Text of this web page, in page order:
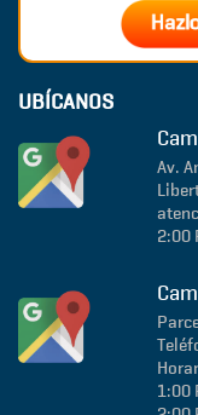
UBÍCANOS
Av.
2:00
1:00